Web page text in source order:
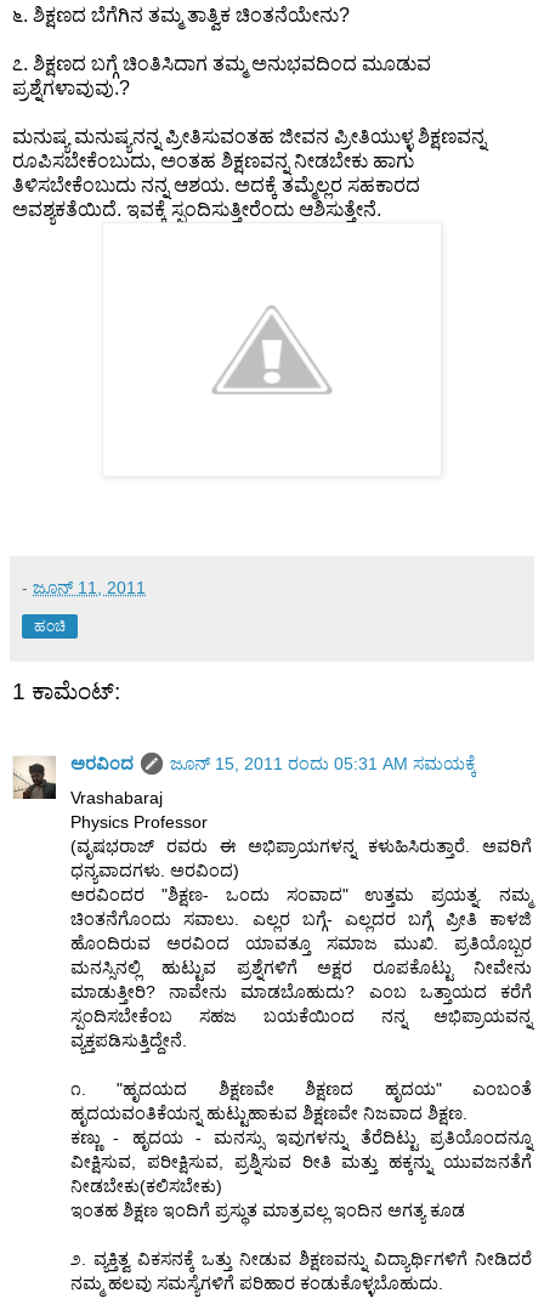
೬. ಶಿಕ್ಷಣದ ಬೆಗೆಗಿನ ತಮ್ಮ ತಾತ್ವಿಕ ಚಿಂತನೆಯೇನು?
೭. ಶಿಕ್ಷಣದ ಬಗ್ಗೆ ಚಿಂತಿಸಿದಾಗ ತಮ್ಮ ಅನುಭವದಿಂದ ಮೂಡುವ
ಪ್ರಶ್ನೆಗಳಾವುವು.?
ಮನುಷ್ಯ ಮನುಷ್ಯನನ್ನ ಪ್ರೀತಿಸುವಂತಹ ಜೀವನ ಪ್ರೀತಿಯುಳ್ಳ ಶಿಕ್ಷಣವನ್ನ
ರೂಪಿಸಬೇಕೆಂಬುದು, ಅಂತಹ ಶಿಕ್ಷಣವನ್ನ ನೀಡಬೇಕು ಹಾಗು
ತಿಳಿಸಬೇಕೆಂಬುದು ನನ್ನ ಆಶಯ. ಅದಕ್ಕೆ ತಮ್ಮೆಲ್ಲರ ಸಹಕಾರದ
ಅವಶ್ಯಕತೆಯಿದೆ. ಇವಕ್ಕೆ ಸ್ಪಂದಿಸುತ್ತೀರೆಂದು ಆಶಿಸುತ್ತೇನೆ.
- ಜೂನ್ 11, 2011
ಹಂಚಿ
1 ಕಾಮೆಂಟ್‌:
ಅರವಿಂದ
ಜೂನ್ 15, 2011 ರಂದು 05:31 AM ಸಮಯಕ್ಕೆ
Vrashabaraj
Physics Professor
(ವೃಷಭರಾಜ್ ರವರು ಈ ಅಭಿಪ್ರಾಯಗಳನ್ನ ಕಳುಹಿಸಿರುತ್ತಾರೆ. ಅವರಿಗೆ
ಧನ್ಯವಾದಗಳು. ಅರವಿಂದ)
ಅರವಿಂದರ "ಶಿಕ್ಷಣ- ಒಂದು ಸಂವಾದ" ಉತ್ತಮ ಪ್ರಯತ್ನ. ನಮ್ಮ
ಚಿಂತನೆಗೊಂದು ಸವಾಲು. ಎಲ್ಲರ ಬಗ್ಗೆ- ಎಲ್ಲದರ ಬಗ್ಗೆ ಪ್ರೀತಿ ಕಾಳಜಿ
ಹೊಂದಿರುವ ಅರವಿಂದ ಯಾವತ್ತೂ ಸಮಾಜ ಮುಖಿ. ಪ್ರತಿಯೊಬ್ಬರ
ಮನಸ್ಸಿನಲ್ಲಿ ಹುಟ್ಟುವ ಪ್ರಶ್ನೆಗಳಿಗೆ ಅಕ್ಷರ ರೂಪಕೊಟ್ಟು ನೀವೇನು
ಮಾಡುತ್ತೀರಿ? ನಾವೇನು ಮಾಡಬೊಹುದು? ಎಂಬ ಒತ್ತಾಯದ ಕರೆಗೆ
ಸ್ಪಂದಿಸಬೇಕೆಂಬ ಸಹಜ ಬಯಕೆಯಿಂದ ನನ್ನ ಅಭಿಪ್ರಾಯವನ್ನ
ವ್ಯಕ್ತಪಡಿಸುತ್ತಿದ್ದೇನೆ.
೧. "ಹೃದಯದ ಶಿಕ್ಷಣವೇ ಶಿಕ್ಷಣದ ಹೃದಯ" ಎಂಬಂತೆ
ಹೃದಯವಂತಿಕೆಯನ್ನ ಹುಟ್ಟುಹಾಕುವ ಶಿಕ್ಷಣವೇ ನಿಜವಾದ ಶಿಕ್ಷಣ.
ಕಣ್ಣು - ಹೃದಯ - ಮನಸ್ಸು ಇವುಗಳನ್ನು ತೆರೆದಿಟ್ಟು ಪ್ರತಿಯೊಂದನ್ನೂ
ವೀಕ್ಷಿಸುವ, ಪರೀಕ್ಷಿಸುವ, ಪ್ರಶ್ನಿಸುವ ರೀತಿ ಮತ್ತು ಹಕ್ಕನ್ನು ಯುವಜನತೆಗೆ
ನೀಡಬೇಕು(ಕಲಿಸಬೇಕು)
ಇಂತಹ ಶಿಕ್ಷಣ ಇಂದಿಗೆ ಪ್ರಸ್ಥುತ ಮಾತ್ರವಲ್ಲ ಇಂದಿನ ಅಗತ್ಯ ಕೂಡ
೨. ವ್ಯಕ್ತಿತ್ವ ವಿಕಸನಕ್ಕೆ ಒತ್ತು ನೀಡುವ ಶಿಕ್ಷಣವನ್ನು ವಿದ್ಯಾರ್ಥಿಗಳಿಗೆ ನೀಡಿದರೆ
ನಮ್ಮ ಹಲವು ಸಮಸ್ಯೆಗಳಿಗೆ ಪರಿಹಾರ ಕಂಡುಕೊಳ್ಳಬೊಹುದು.